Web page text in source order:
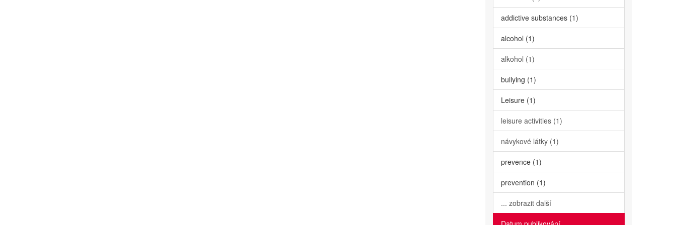
addictive substances (1)
alcohol (1)
alkohol (1)
bullying (1)
Leisure (1)
leisure activities (1)
návykové látky (1)
prevence (1)
prevention (1)
... zobrazit další